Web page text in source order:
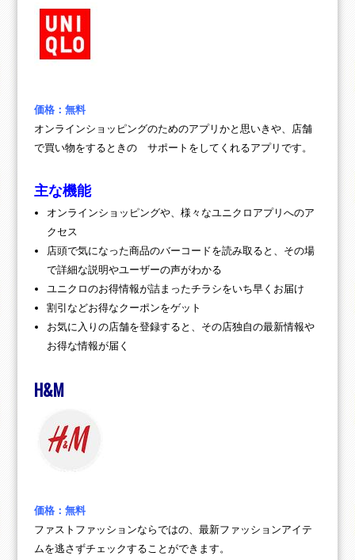
価格：無料
オンラインショッピングのためのアプリかと思いきや、店舗
で買い物をするときの サポートをしてくれるアプリです。
主な機能
オンラインショッピングや、様々なユニクロアプリへのア
クセス
店頭で気になった商品のバーコードを読み取ると、その場
で詳細な説明やユーザーの声がわかる
ユニクロのお得情報が詰まったチラシをいち早くお届け
割引などお得なクーポンをゲット
お気に入りの店舗を登録すると、その店独自の最新情報や
お得な情報が届く
H&M
価格：無料
ファストファッションならではの、最新ファッションアイテ
ムを逃さずチェックすることができます。